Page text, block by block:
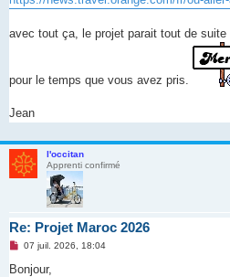
avec tout ça, le projet parait tout de
pour le temps que vous avez pris.
Jean
l'occitan
Apprenti confirmé
Re: Projet Maroc 2026
M
s
07 juil. 2026, 18:04
Bonjour,